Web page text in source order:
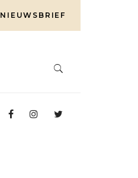
NIEUWSBRIEF